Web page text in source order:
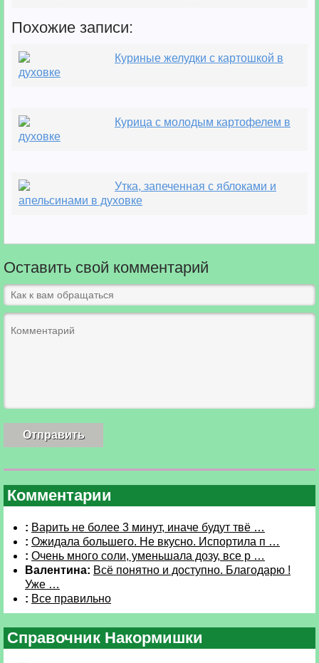
Похожие записи:
Куриные желудки с картошкой в
духовке
Курица с молодым картофелем в
духовке
Утка, запеченная с яблоками и
апельсинами в духовке
Оставить свой комментарий
Комментарии
: Варить не более 3 минут, иначе будут твё …
: Ожидала большего. Не вкусно. Испортила п …
: Очень много соли, уменьшала дозу, все р …
Валентина: Всё понятно и доступно. Благодарю !
Уже …
: Все правильно
Справочник Накормишки